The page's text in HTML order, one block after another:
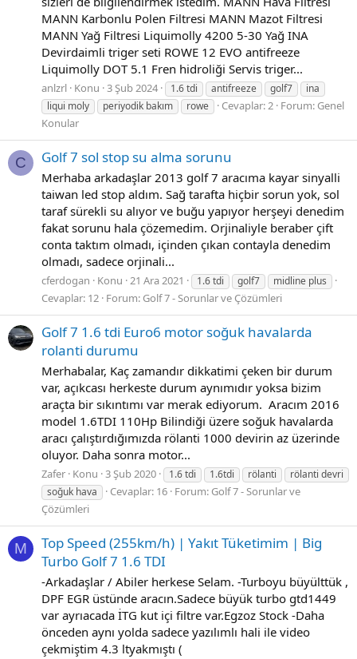
MANN Karbonlu Polen Filtresi MANN Mazot Filtresi
MANN Yağ Filtresi Liquimolly 4200 5-30 Yağ INA
Devirdaimli triger seti ROWE 12 EVO antifreeze
Liquimolly DOT 5.1 Fren hidroliği Servis triger...
anlzrl Konu 3 Şub 2024 1.6 tdi antifreeze golf7
ina
liqui moly
periyodik bakım rowe Cevaplar: 2 Forum: Genel
Konular
C Golf 7 sol stop su alma sorunu
Merhaba arkadaşlar 2013 golf 7 aracıma kayar sinyalli
taiwan led stop aldım. Sağ tarafta hiçbir sorun yok, sol
taraf sürekli su alıyor ve buğu yapıyor herşeyi denedim
fakat sorunu hala çözemedim. Orjinaliyle beraber çift
conta taktım olmadı, içinden çıkan contayla denedim
olmadı, sadece orjinali...
cferdogan Konu 21 Ara 2021 1.6 tdi golf7 midline plus
Cevaplar: 12 Forum: Golf 7 - Sorunlar ve Çözümleri
Golf 7 1.6 tdi Euro6 motor soğuk havalarda
rolanti durumu
Merhabalar, Kaç zamandır dikkatimi çeken bir durum
var, açıkcası herkeste durum aynımıdır yoksa bizim
araçta bir sıkıntımı var merak ediyorum. Aracım 2016
model 1.6TDI 110Hp Bilindiği üzere soğuk havalarda
aracı çalıştırdığımızda rölanti 1000 devirin az üzerinde
oluyor. Daha sonra motor...
Zafer Konu 3 Şub 2020 1.6 tdi 1.6tdi rölanti
rölanti devri
soğuk hava
Cevaplar: 16 Forum: Golf 7 - Sorunlar ve
Çözümleri
M
Top Speed (255km/h) | Yakıt Tüketimim | Big
Turbo Golf 7 1.6 TDI
-Arkadaşlar / Abiler herkese Selam. -Turboyu büyülttük ,
DPF EGR üstünde aracın.Sadece büyük turbo gtd1449
var ayrıacada İTG kut içi filtre var.Egzoz Stock -Daha
önceden aynı yolda sadece yazılımlı hali ile video
çekmiştim 4.3 ltyakmıştı (